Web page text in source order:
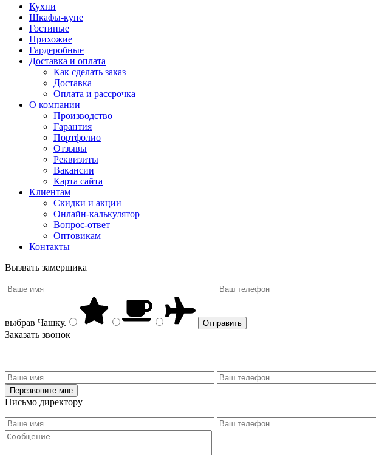
Кухни
Шкафы-купе
Гостиные
Прихожие
Гардеробные
Доставка и оплата
Как сделать заказ
Доставка
Оплата и рассрочка
О компании
Производство
Гарантия
Портфолио
Отзывы
Реквизиты
Вакансии
Карта сайта
Клиентам
Скидки и акции
Онлайн-калькулятор
Вопрос-ответ
Оптовикам
Контакты
Вызвать замерщика
выбрав Чашку.
Заказать звонок
Письмо директору